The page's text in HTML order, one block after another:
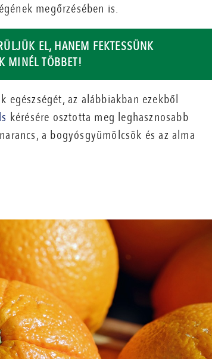
megőrzésében is.
EL, HANEM FEKTESSÜNK
MINÉL TÖBBET!
egészségét, az alábbiakban ezekből
kérésére osztotta meg leghasznosabb
a bogyósgyümölcsök és az alma